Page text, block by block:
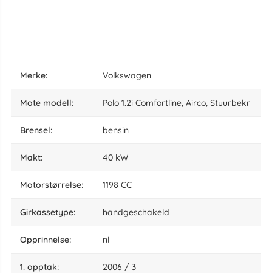
Merke: Volkswagen
Mote modell: Polo 1.2i Comfortline, Airco, Stuurbekr
brensel: bensin
makt: 40 kW
motorstørrelse: 1198 CC
girkassetype: handgeschakeld
opprinnelse: nl
1. opptak: 2006 / 3